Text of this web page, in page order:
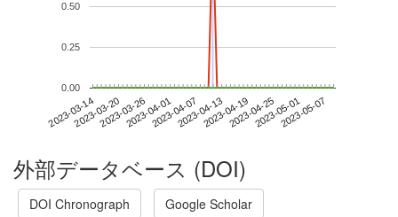
2023-03-142023-03-202023-03-262023-04-012023-04-072023-04-132023-04-192023-04-252023-05-012023-05-07
0.00
0.25
0.50
外部データベース (DOI)
DOI Chronograph Google Scholar